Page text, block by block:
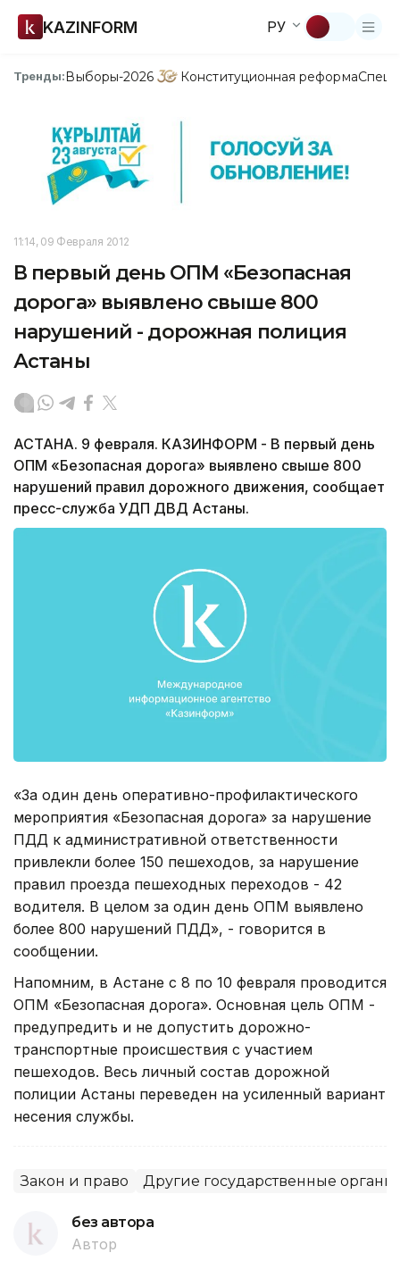
KAZINFORM РУ
Тренды:Выборы-2026 Конституционная реформа
11:14, 09 Февраля 2012
В первый день ОПМ «Безопасная
дорога» выявлено свыше 800
нарушений - дорожная полиция
Астаны
АСТАНА. 9 февраля. КАЗИНФОРМ - В первый день
ОПМ «Безопасная дорога» выявлено свыше 800
нарушений правил дорожного движения, сообщает
пресс-служба УДП ДВД Астаны.
«За один день оперативно-профилактического
мероприятия «Безопасная дорога» за нарушение
ПДД к административной ответственности
привлекли более 150 пешеходов, за нарушение
правил проезда пешеходных переходов - 42
водителя. В целом за один день ОПМ выявлено
более 800 нарушений ПДД», - говорится в
сообщении.
Напомним, в Астане с 8 по 10 февраля проводится
ОПМ «Безопасная дорога». Основная цель ОПМ -
предупредить и не допустить дорожно-
транспортные происшествия с участием
пешеходов. Весь личный состав дорожной
полиции Астаны переведен на усиленный вариант
несения службы.
Закон и право Другие государственные органы
без автора
Автор